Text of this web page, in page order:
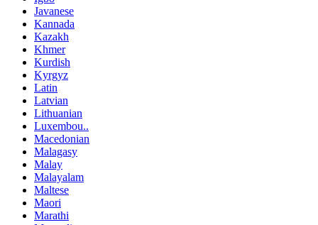
Javanese
Kannada
Kazakh
Khmer
Kurdish
Kyrgyz
Latin
Latvian
Lithuanian
Luxembou..
Macedonian
Malagasy
Malay
Malayalam
Maltese
Maori
Marathi